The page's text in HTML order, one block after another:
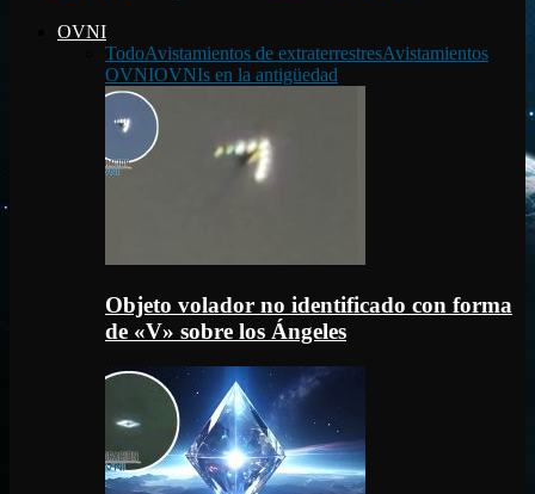
OVNI
TodoAvistamientos de extraterrestresAvistamientos
OVNIOVNIs en la antigüedad
Objeto volador no identificado con forma
de «V» sobre los Ángeles